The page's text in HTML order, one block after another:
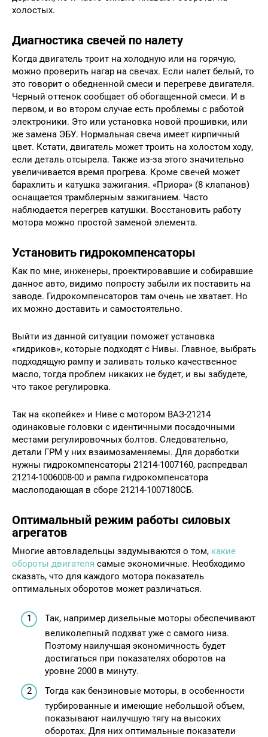
холостых.
Диагностика свечей по налету
Когда двигатель троит на холодную или на горячую,
можно проверить нагар на свечах. Если налет белый, то
это говорит о обедненной смеси и перегреве двигателя.
Черный оттенок сообщает об обогащенной смеси. И в
первом, и во втором случае есть проблемы с работой
электроники. Это или установка новой прошивки, или
же замена ЭБУ. Нормальная свеча имеет кирпичный
цвет. Кстати, двигатель может троить на холостом ходу,
если деталь отсырела. Также из-за этого значительно
увеличивается время прогрева. Кроме свечей может
барахлить и катушка зажигания. «Приора» (8 клапанов)
оснащается трамблерным зажиганием. Часто
наблюдается перегрев катушки. Восстановить работу
мотора можно простой заменой элемента.
Установить гидрокомпенсаторы
Как по мне, инженеры, проектировавшие и собиравшие
данное авто, видимо попросту забыли их поставить на
заводе. Гидрокомпенсаторов там очень не хватает. Но
их можно доставить и самостоятельно.
Выйти из данной ситуации поможет установка
«гидриков», которые подходят с Нивы. Главное, выбрать
подходящую рампу и заливать только качественное
масло, тогда проблем никаких не будет, и вы забудете,
что такое регулировка.
Так на «копейке» и Ниве с мотором ВАЗ-21214
одинаковые головки с идентичными посадочными
местами регулировочных болтов. Следовательно,
детали ГРМ у них взаимозаменяемы. Для доработки
нужны гидрокомпенсаторы 21214-1007160, распредвал
21214-1006008-00 и рампа гидрокомпенсатора
маслоподающая в сборе 21214-1007180СБ.
Оптимальный режим работы силовых
агрегатов
Многие автовладельцы задумываются о том, какие
обороты двигателя самые экономичные. Необходимо
сказать, что для каждого мотора показатель
оптимальных оборотов может различаться.
Так, например дизельные моторы обеспечивают
великолепный подхват уже с самого низа.
Поэтому наилучшая экономичность будет
достигаться при показателях оборотов на
уровне 2000 в минуту.
Тогда как бензиновые моторы, в особенности
турбированные и имеющие небольшой объем,
показывают наилучшую тягу на высоких
оборотах. Для них оптимальные показатели